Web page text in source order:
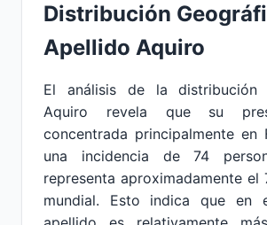
Distribución
Apellido Aquiro
El análisis de la distribución
Aquiro revela que su
concentrada principalmente en
una incidencia de 74
representa aproximadamente el
mundial. Esto indica que en